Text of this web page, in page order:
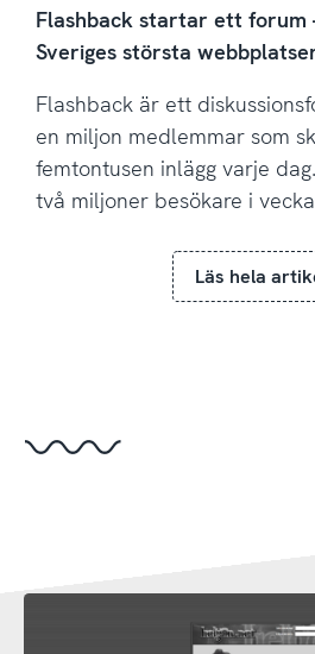
Flashback startar ett forum
Sveriges största
Flashback är ett
en miljon medlemmar som
femtontusen inlägg varje
två miljoner besökare i
Läs hela